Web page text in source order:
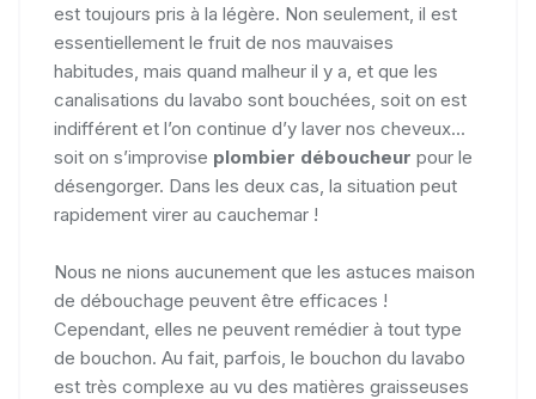
est toujours pris à la légère. Non seulement, il est
essentiellement le fruit de nos mauvaises
habitudes, mais quand malheur il y a, et que les
canalisations du lavabo sont bouchées, soit on est
indifférent et l’on continue d’y laver nos cheveux...
soit on s’improvise plombier déboucheur pour le
désengorger. Dans les deux cas, la situation peut
rapidement virer au cauchemar !
Nous ne nions aucunement que les astuces maison
de débouchage peuvent être efficaces !
Cependant, elles ne peuvent remédier à tout type
de bouchon. Au fait, parfois, le bouchon du lavabo
est très complexe au vu des matières graisseuses